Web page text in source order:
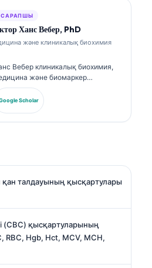
жариялады.
Ханс Вебер, PhD
және клиникалық биохимия
Вебер клиникалық биохимия,
және биомаркер
30+ жылдық тәжірибесін
клиникалық химия
президенті бола отырып, ол
Scholar
қан талдауының қысқартулары
(CBC) қысқартуларының
RBC, Hgb, Hct, MCV, MCH,